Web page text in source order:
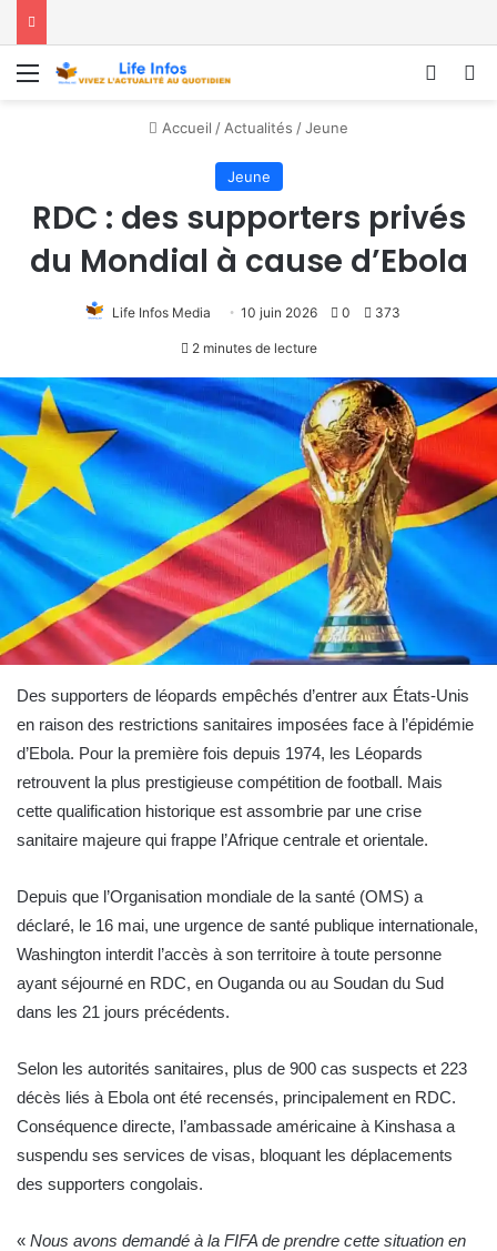
Menu
Accueil / Actualités /Jeune
Jeune
RDC : des supporters privés
du Mondial à cause d’Ebola
Life Infos Media 10 juin 2026 0 373
2 minutes de lecture
Des supporters de léopards empêchés d’entrer aux États-Unis
en raison des restrictions sanitaires imposées face à l’épidémie
d’Ebola. Pour la première fois depuis 1974, les Léopards
retrouvent la plus prestigieuse compétition de football. Mais
cette qualification historique est assombrie par une crise
sanitaire majeure qui frappe l’Afrique centrale et orientale.
Depuis que l’Organisation mondiale de la santé (OMS) a
déclaré, le 16 mai, une urgence de santé publique internationale,
Washington interdit l’accès à son territoire à toute personne
ayant séjourné en RDC, en Ouganda ou au Soudan du Sud
dans les 21 jours précédents.
Selon les autorités sanitaires, plus de 900 cas suspects et 223
décès liés à Ebola ont été recensés, principalement en RDC.
Conséquence directe, l’ambassade américaine à Kinshasa a
suspendu ses services de visas, bloquant les déplacements
des supporters congolais.
« Nous avons demandé à la FIFA de prendre cette situation en